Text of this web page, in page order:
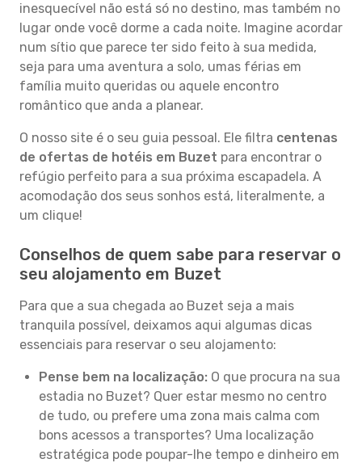
inesquecível não está só no destino, mas também no
lugar onde você dorme a cada noite. Imagine acordar
num sítio que parece ter sido feito à sua medida,
seja para uma aventura a solo, umas férias em
família muito queridas ou aquele encontro
romântico que anda a planear.
O nosso site é o seu guia pessoal. Ele filtra centenas
de ofertas de hotéis em Buzet para encontrar o
refúgio perfeito para a sua próxima escapadela. A
acomodação dos seus sonhos está, literalmente, a
um clique!
Conselhos de quem sabe para reservar o
seu alojamento em Buzet
Para que a sua chegada ao Buzet seja a mais
tranquila possível, deixamos aqui algumas dicas
essenciais para reservar o seu alojamento:
Pense bem na localização: O que procura na sua
estadia no Buzet? Quer estar mesmo no centro
de tudo, ou prefere uma zona mais calma com
bons acessos a transportes? Uma localização
estratégica pode poupar-lhe tempo e dinheiro em